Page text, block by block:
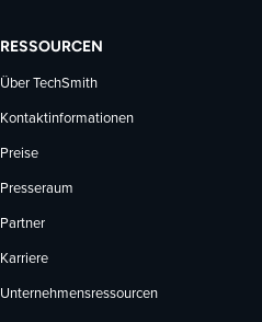
RESSOURCEN
Über TechSmith
Kontaktinformationen
Preise
Presseraum
Partner
Karriere
Unternehmensressourcen